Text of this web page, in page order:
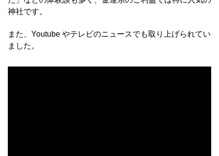
神社です。
また、Youtube やテレビのニュースでも取り上げられてい
ました。